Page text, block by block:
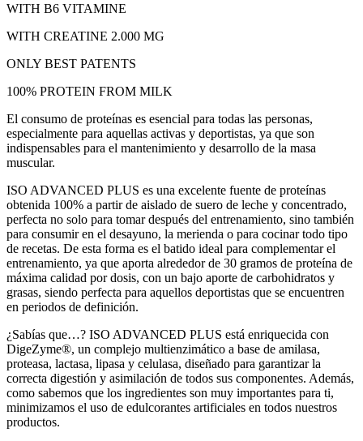
WITH B6 VITAMINE
WITH CREATINE 2.000 MG
ONLY BEST PATENTS
100% PROTEIN FROM MILK
El consumo de proteínas es esencial para todas las personas,
especialmente para aquellas activas y deportistas, ya que son
indispensables para el mantenimiento y desarrollo de la masa
muscular.
ISO ADVANCED PLUS es una excelente fuente de proteínas
obtenida 100% a partir de aislado de suero de leche y concentrado,
perfecta no solo para tomar después del entrenamiento, sino también
para consumir en el desayuno, la merienda o para cocinar todo tipo
de recetas. De esta forma es el batido ideal para complementar el
entrenamiento, ya que aporta alrededor de 30 gramos de proteína de
máxima calidad por dosis, con un bajo aporte de carbohidratos y
grasas, siendo perfecta para aquellos deportistas que se encuentren
en periodos de definición.
¿Sabías que…? ISO ADVANCED PLUS está enriquecida con
DigeZyme®, un complejo multienzimático a base de amilasa,
proteasa, lactasa, lipasa y celulasa, diseñado para garantizar la
correcta digestión y asimilación de todos sus componentes. Además,
como sabemos que los ingredientes son muy importantes para ti,
minimizamos el uso de edulcorantes artificiales en todos nuestros
productos.